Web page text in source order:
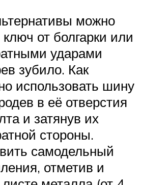
можно
от болгарки или
ударами
зубило. Как
использовать шину
в её отверстия
и затянув их
стороны.
самодельный
отметив и